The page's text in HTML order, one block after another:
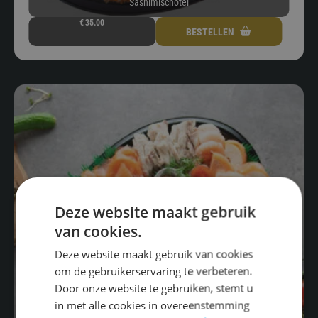
€35.00
BESTELLEN
Deze website maakt gebruik
van cookies.
Deze website maakt gebruik van cookies
om de gebruikerservaring te verbeteren.
Door onze website te gebruiken, stemt u
in met alle cookies in overeenstemming